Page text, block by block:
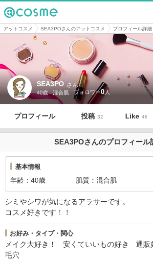
@cosme
アットコスメ SEA3POさんのアットコスメ プロフィール詳細
SEA3PO さん
40歳 混合肌 0
プロフィール 投稿 32 Like 46
SEA3POさんのプロフィール
基本情報
年齢 40歳 肌質 混合肌
シミやシワが気になるアラサーです。
コスメ好きです！！
お好み・タイプ・関心
メイク大好き！ 安くていいもの好き 通販
毛穴